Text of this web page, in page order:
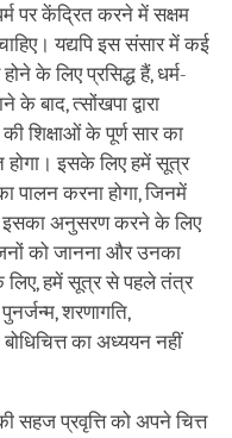
पर केंद्रित करने में सक्षम
यद्यपि इस संसार में कई
के लिए प्रसिद्ध हैं, धर्म-
बाद, त्सोंखपा द्वारा
शिक्षाओं के पूर्ण सार का
इसके लिए हमें सूत्र
पालन करना होगा, जिनमें
इसका अनुसरण करने के लिए
को जानना और उनका
लिए, हमें सूत्र से पहले तंत्र
शरणागति,
का अध्ययन नहीं
सहज प्रवृत्ति को अपने चित्त